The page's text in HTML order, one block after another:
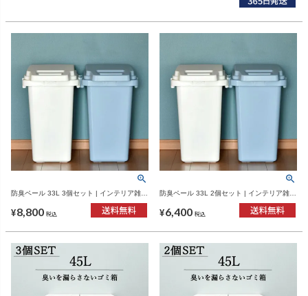
防臭ペール 33L 3個セット | インテリア雑
¥8,800 税込
防臭ペール 33L 2個セット | インテリア雑
¥6,400 税込